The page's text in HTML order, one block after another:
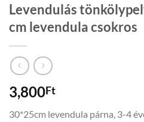
Levendulás
cm levendula csokros
3,800Ft
30*25cm levendula párna, 3-4